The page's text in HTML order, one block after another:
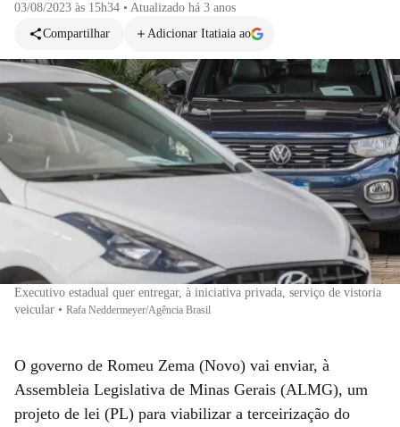
03/08/2023 às 15h34 • Atualizado há 3 anos
Compartilhar
Adicionar Itatiaia ao
Executivo estadual quer entregar, à iniciativa privada, serviço de vistoria
veicular • Rafa Neddermeyer/Agência Brasil
O governo de Romeu Zema (Novo) vai enviar, à
Assembleia Legislativa de Minas Gerais (ALMG), um
projeto de lei (PL) para viabilizar a terceirização do